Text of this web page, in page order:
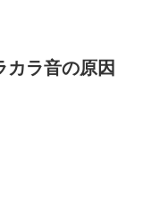
カラ音の原因